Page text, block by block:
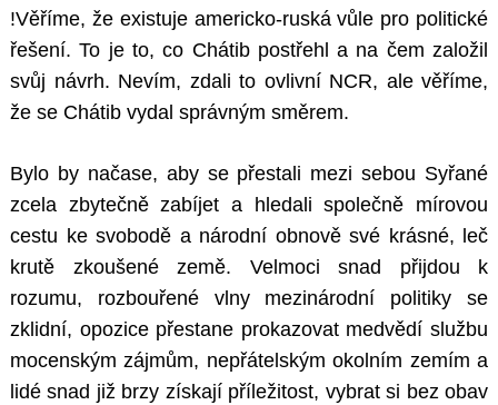
!Věříme, že existuje americko-ruská vůle pro politické
řešení. To je to, co Chátib postřehl a na čem založil
svůj návrh. Nevím, zdali to ovlivní NCR, ale věříme,
že se Chátib vydal správným směrem.
Bylo by načase, aby se přestali mezi sebou Syřané
zcela zbytečně zabíjet a hledali společně mírovou
cestu ke svobodě a národní obnově své krásné, leč
krutě zkoušené země. Velmoci snad přijdou k
rozumu, rozbouřené vlny mezinárodní politiky se
zklidní, opozice přestane prokazovat medvědí službu
mocenským zájmům, nepřátelským okolním zemím a
lidé snad již brzy získají příležitost, vybrat si bez obav